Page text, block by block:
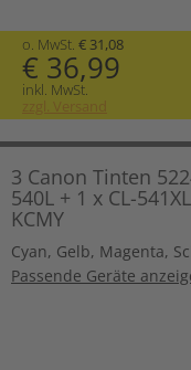
o. MwSt. € 31,08
€ 36,99
inkl. MwSt.
zzgl. Versand
3 Canon Tinten
540L + 1 x CL-
KCMY
Cyan, Gelb, Magenta,
Passende Geräte